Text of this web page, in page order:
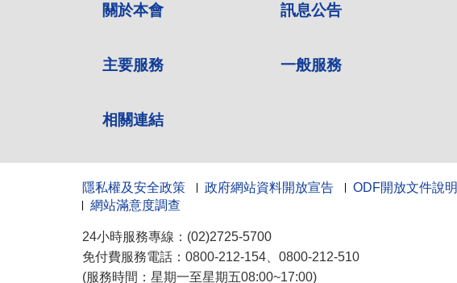
關於本會 訊息公告
主要服務 一般服務
相關連結
隱私權及安全政策 政府網站資料開放宣告 ODF開放文件說明
網站滿意度調查
24小時服務專線：(02)2725-5700
免付費服務電話：0800-212-154、0800-212-510
(服務時間：星期一至星期五08:00~17:00)